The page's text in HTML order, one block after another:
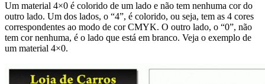
Um material 4×0 é colorido de um lado e não tem nenhuma cor do
outro lado. Um dos lados, o “4”, é colorido, ou seja, tem as 4 cores
correspondentes ao modo de cor CMYK. O outro lado, o “0”, não
tem cor nenhuma, é o lado que está em branco. Veja o exemplo de
um material 4×0.